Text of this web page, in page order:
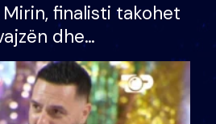
finalisti takohet
dhe
S’kemi ndonjë letër